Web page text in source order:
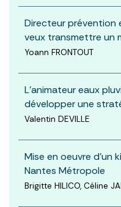
Directeur prévention
veux transmettre un
Yoann FRONTOUT
L’animateur eaux
développer une
Valentin DEVILLE
Mise en oeuvre d’un
Nantes Métropole
Brigitte HILICO, Céline